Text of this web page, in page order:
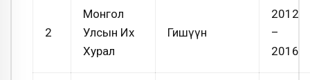
2
Монгол
Улсын Их
Хурал
Гишүүн
2012
–
2016